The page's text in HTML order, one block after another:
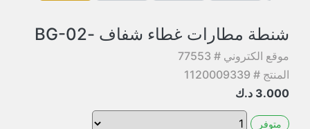
شنطة مطارات غطاء شفاف -BG-02
موقع الكتروني # 77553
المنتج # 1120009339
3.000 د.ك
متوفر